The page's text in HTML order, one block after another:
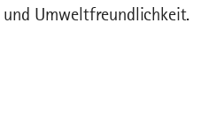
Umweltfreundlichkeit.